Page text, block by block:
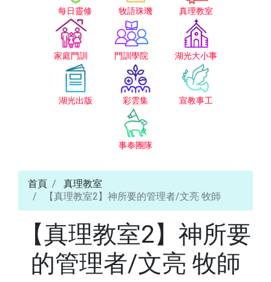
每日靈修 牧語珠璣 真理教室
家庭門訓 門訓學院 湖光大小事
湖光出版 彩雲集 宣教事工
事奉團隊
首頁
真理教室
【真理教室2】神所要的管理者/文亮 牧師
【真理教室2】神所要
的管理者/文亮 牧師